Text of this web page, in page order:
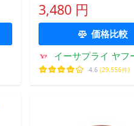
3,480 円
価格比較
イーサプライ ヤフ
4.6 (29,556件)